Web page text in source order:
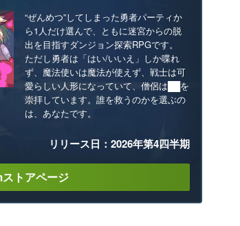
“ぜんめつ”してしまった勇者パーティか
ら1人だけ選んで、ともに迷宮からの脱
出を目指すダンジョン探索RPGです。
ただし勇者は「はい/いいえ」しか喋れ
ず、魔法使いは魔法が使えず、戦士は可
愛らしい人形になっていて、僧侶は██を
崇拝しています。誰を救うのかを選ぶの
は、あなたです。
リリース日：2026年第4四半期
トアページ